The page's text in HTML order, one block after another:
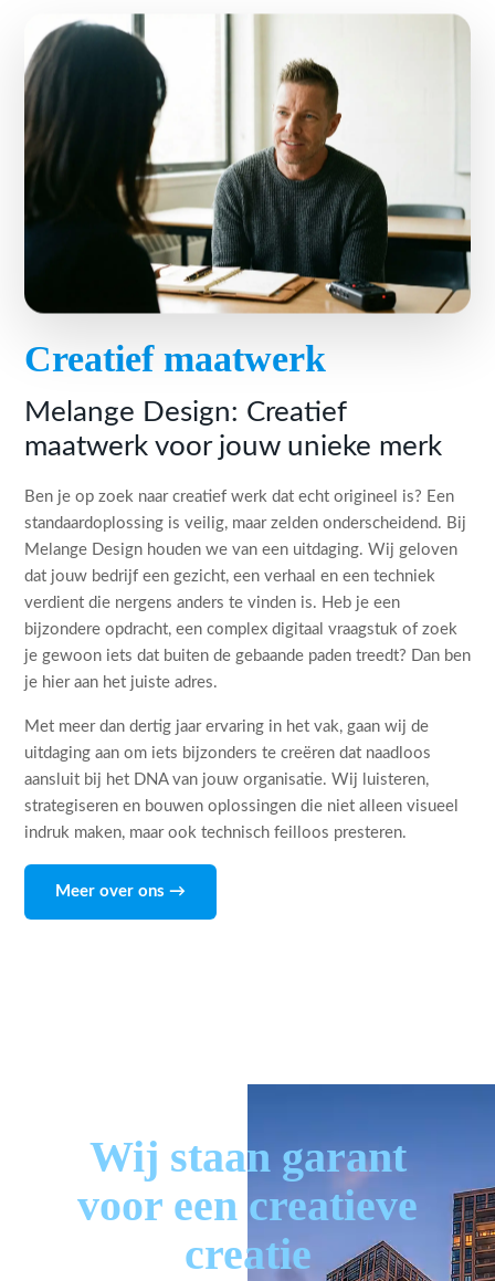
Creatief maatwerk
Melange Design: Creatief
maatwerk voor jouw unieke merk
Ben je op zoek naar creatief werk dat echt origineel is? Een
standaardoplossing is veilig, maar zelden onderscheidend. Bij
Melange Design houden we van een uitdaging. Wij geloven
dat jouw bedrijf een gezicht, een verhaal en een techniek
verdient die nergens anders te vinden is. Heb je een
bijzondere opdracht, een complex digitaal vraagstuk of zoek
je gewoon iets dat buiten de gebaande paden treedt? Dan ben
je hier aan het juiste adres.
Met meer dan dertig jaar ervaring in het vak, gaan wij de
uitdaging aan om iets bijzonders te creëren dat naadloos
aansluit bij het DNA van jouw organisatie. Wij luisteren,
strategiseren en bouwen oplossingen die niet alleen visueel
indruk maken, maar ook technisch feilloos presteren.
Meer over ons →
Wij staan garant
voor een creatieve
creatie